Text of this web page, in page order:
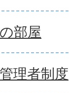
部屋
理者制度